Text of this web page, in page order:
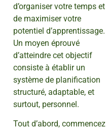
d’organiser votre temps et
de maximiser votre
potentiel d’apprentissage.
Un moyen éprouvé
d’atteindre cet objectif
consiste à établir un
système de planification
structuré, adaptable, et
surtout, personnel.
Tout d’abord, commencez